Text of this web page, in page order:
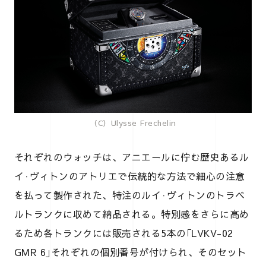
（C）Ulysse Frechelin
それぞれのウォッチは、アニエールに佇む歴史あるル
イ·ヴィトンのアトリエで伝統的な方法で細心の注意
を払って製作された、特注のルイ·ヴィトンのトラベ
ルトランクに収めて納品される。特別感をさらに高め
るため各トランクには販売される5本の｢LVKV-02
GMR 6｣それぞれの個別番号が付けられ、そのセット